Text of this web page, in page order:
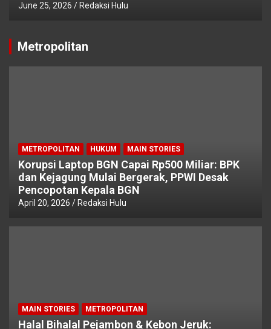
June 25, 2026 Redaksi Hulu
Metropolitan
METROPOLITAN HUKUM MAIN STORIES
Korupsi Laptop BGN Capai Rp500 Miliar: BPK
dan Kejagung Mulai Bergerak, PPWI Desak
Pencopotan Kepala BGN
April 20, 2026 Redaksi Hulu
MAIN STORIES METROPOLITAN
Halal Bihalal Pejambon & Kebon Jeruk: